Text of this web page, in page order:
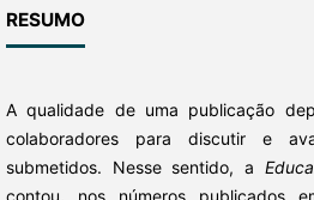
RESUMO
A qualidade de uma publicação
colaboradores para discutir e
submetidos. Nesse sentido, a
contou, nos números publicados